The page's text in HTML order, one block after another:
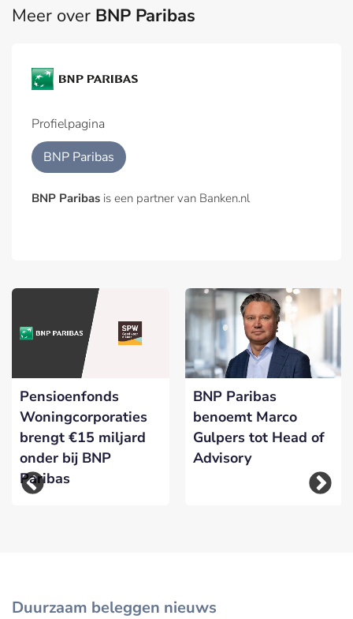
Meer over BNP Paribas
Profielpagina
BNP Paribas
BNP Paribas is een partner van Banken.nl
Pensioenfonds
Woningcorporaties
brengt €15 miljard
onder bij BNP
Paribas
BNP Paribas
benoemt Marco
Gulpers tot Head of
Advisory
Duurzaam beleggen nieuws